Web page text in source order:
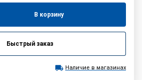
В корзину
Быстрый заказ
Наличие в магазинах